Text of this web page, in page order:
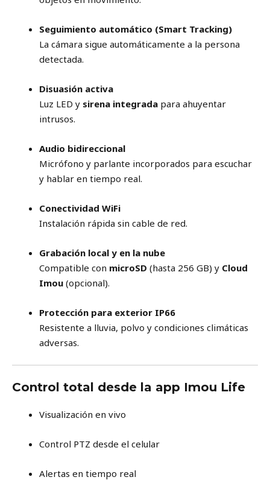
Seguimiento automático (Smart Tracking)
La cámara sigue automáticamente a la persona
detectada.
Disuasión activa
Luz LED y sirena integrada para ahuyentar
intrusos.
Audio bidireccional
Micrófono y parlante incorporados para escuchar
y hablar en tiempo real.
Conectividad WiFi
Instalación rápida sin cable de red.
Grabación local y en la nube
Compatible con microSD (hasta 256 GB) y Cloud
Imou (opcional).
Protección para exterior IP66
Resistente a lluvia, polvo y condiciones climáticas
adversas.
Control total desde la app Imou Life
Visualización en vivo
Control PTZ desde el celular
Alertas en tiempo real